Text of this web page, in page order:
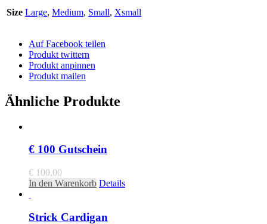
Size Large, Medium, Small, Xsmall
Auf Facebook teilen
Produkt twittern
Produkt anpinnen
Produkt mailen
Ähnliche Produkte
€ 100 Gutschein
€ 100,00
In den Warenkorb Details
Strick Cardigan